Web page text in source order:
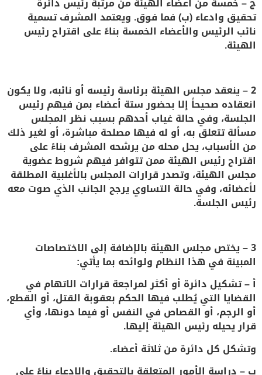
تحقيق وادعاء (ب) فما فوق. ويعتمد المشرف تسمية
نائب الرئيس والأعضاء الخمسة بناءً على اقتراح رئيس
الهيئة.
2 – ينعقد مجلس الهيئة برئاسة رئيسه أو نائبه، ولا يكون
انعقاده صحيحاً إلا بحضور ستة أعضاء بمن فيهم رئيس
الجلسة، وفي حالة غياب أحدهم بسبب نظر المجلس
مسألة تتعلق به، أو له فيها مصلحة مباشرة، أو لغير ذلك
من الأسباب، يحل محله من يرشحه المشرف بناءً على
اقتراح رئيس الهيئة ممن تتوافر فيهم شروط عضوية
مجلس الهيئة، وتصدر قرارات المجلس بالأغلبية المطلقة
لأعضائه، وفي حالة التساوي يرجح الجانب الذي صوت معه
رئيس الجلسة.
3 – يختص مجلس الهيئة بالإضافة إلى الاختصاصات
المبينة في هذا النظام ولوائحه بما يأتي:
أ – تشكيل دائرة أو أكثر لمراجعة قرارات الاتهام في
القضايا التي يُطلب فيها الحكم بعقوبة القتل، أو القطع،
أو الرجم، أو القصاص في النفس أو فيما دونها، وأي
قرار يحيله رئيس الهيئة إليها.
وتشكل كل دائرة من ثلاثة أعضاء.
ب – دراسة الأمور المتعلقة بالتحقيق والادعاء بناءً على